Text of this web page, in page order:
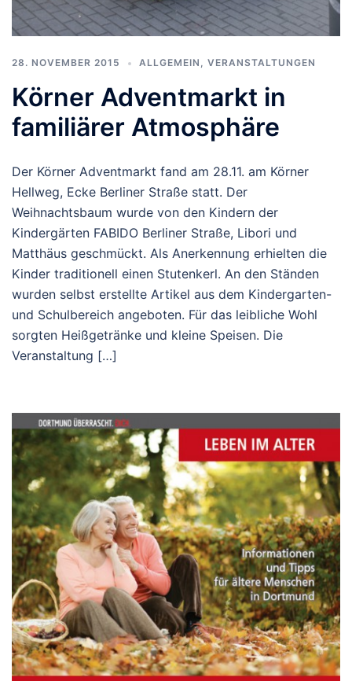
28. NOVEMBER 2015 ALLGEMEIN , VERANSTALTUNGEN
Körner Adventmarkt in
familiärer Atmosphäre
Der Körner Adventmarkt fand am 28.11. am Körner
Hellweg, Ecke Berliner Straße statt. Der
Weihnachtsbaum wurde von den Kindern der
Kindergärten FABIDO Berliner Straße, Libori und
Matthäus geschmückt. Als Anerkennung erhielten die
Kinder traditionell einen Stutenkerl. An den Ständen
wurden selbst erstellte Artikel aus dem Kindergarten-
und Schulbereich angeboten. Für das leibliche Wohl
sorgten Heißgetränke und kleine Speisen. Die
Veranstaltung […]